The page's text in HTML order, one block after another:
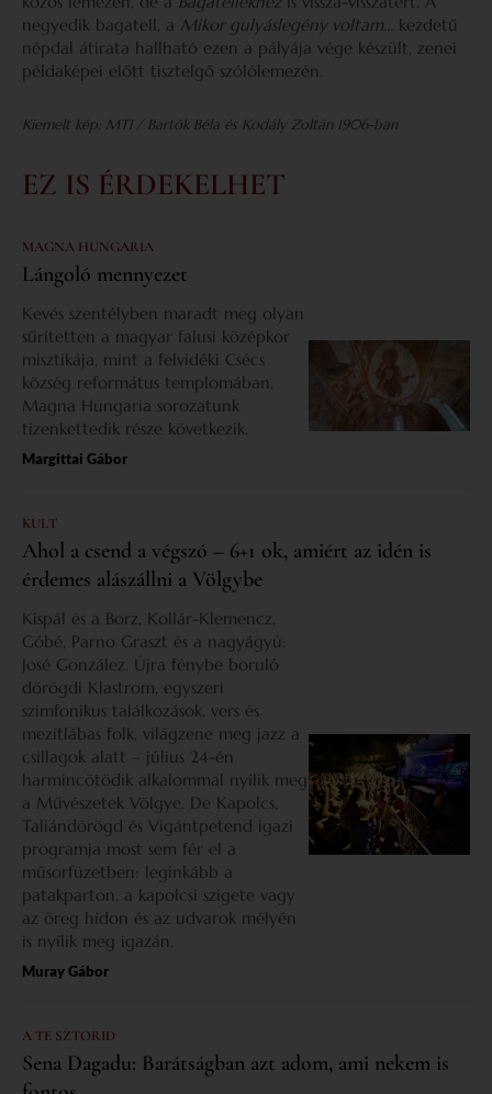
negyedik bagatell, a Mikor gulyáslegény voltam…
kezdetű
népdal átirata hallható ezen a pályája vége készült, zenei
példaképei előtt tisztelgő szólólemezén.
Kiemelt kép: MTI / Bartók Béla és Kodály Zoltán 1906-ban
EZ IS ÉRDEKELHET
MAGNA HUNGARIA
Lángoló mennyezet
Kevés szentélyben maradt meg olyan
sűrítetten a magyar falusi középkor
misztikája, mint a felvidéki Csécs
község református templomában.
Magna Hungaria sorozatunk
tizenkettedik része következik.
Margittai Gábor
KULT
Ahol a csend a végszó – 6+1 ok, amiért az idén is
érdemes alászállni a Völgybe
Kispál és a Borz, Kollár-Klemencz,
Góbé, Parno Graszt és a nagyágyú:
José González. Újra fénybe boruló
dörögdi Klastrom, egyszeri
szimfonikus találkozások, vers és
mezítlábas folk, világzene meg jazz a
csillagok alatt – július 24-én
harmincötödik alkalommal nyílik meg
a Művészetek Völgye. De Kapolcs,
Taliándörögd és Vigántpetend igazi
programja most sem fér el a
műsorfüzetben: leginkább a
patakparton, a kapolcsi szigete vagy
az öreg hídon és az udvarok mélyén
is nyílik meg igazán.
Muray Gábor
A TE SZTORID
Sena Dagadu: Barátságban azt adom, ami nekem is